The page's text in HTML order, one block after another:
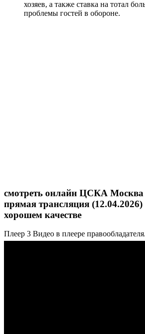
хозяев, а также ставка на тотал
проблемы гостей в обороне.
смотреть онлайн ЦСКА
прямая трансляция (12.04.2026)
хорошем качестве
Плеер 3 Видео в плеере правообладателя.